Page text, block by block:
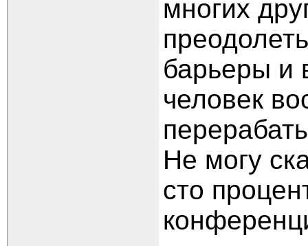
многих
барьеры и
человек
Не могу
сто